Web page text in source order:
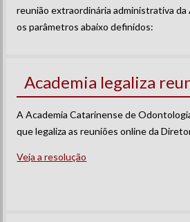
reunião extraordinária administrativa da
os parâmetros abaixo definidos:
Academia legaliza
A Academia Catarinense de
que legaliza as reuniões online da
Veja a resolução